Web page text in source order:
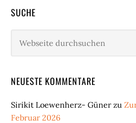
SUCHE
durchsuchen
NEUESTE KOMMENTARE
Sirikit Loewenherz- Güner zu
Februar 2026